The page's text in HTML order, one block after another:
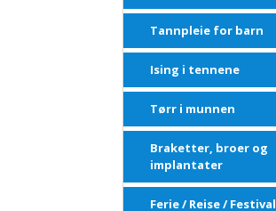
Tannpleie for barn
Ising i tennene
Tørr i munnen
Braketter, broer og
implantater
Ferie / Reise / Festival